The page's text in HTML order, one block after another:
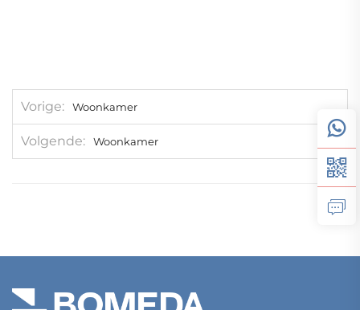
Vorige Woonkamer
Volgende Woonkamer